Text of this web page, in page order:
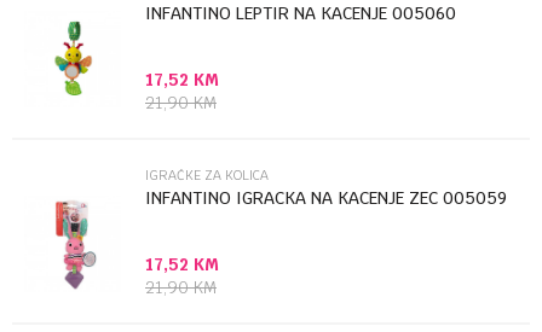
Anti-spam zaštita - izračunajte koliko je 9 - 4 :
INFANTINO LEPTIR NA KACENJE 005060
17,52 KM
21,90KM
IGRAČKE ZA KOLICA
INFANTINO IGRACKA NA KACENJE ZEC 005059
17,52 KM
21,90KM